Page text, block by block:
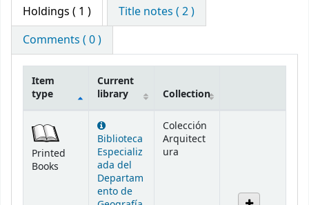
Holdings ( 1 )
Title notes ( 2 )
Comments ( 0 )
Item
type
Current
library
Collection
Printed
Books
Biblioteca
Especializ
ada del
Departam
ento de
Colección
Arquitect
ura